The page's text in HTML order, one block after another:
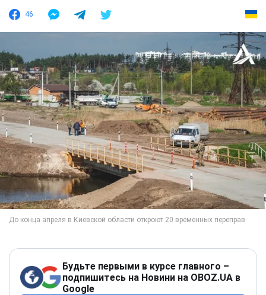
46
Будьте первыми в курсе главного –
подпишитесь на Новини на OBOZ.UA в
Google